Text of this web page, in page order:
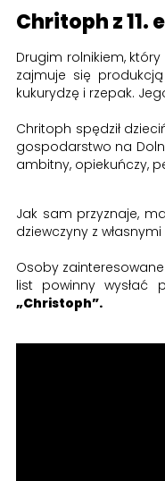
Chritoph z 11.
Drugim rolnikiem, który
zajmuje się
kukurydzę i rzepak.
Chritoph spędził
gospodarstwo na
ambitny, opiekuńczy,
Jak sam przyznaje,
dziewczyny z
Osoby
list powinny wysłać
„Christoph”.